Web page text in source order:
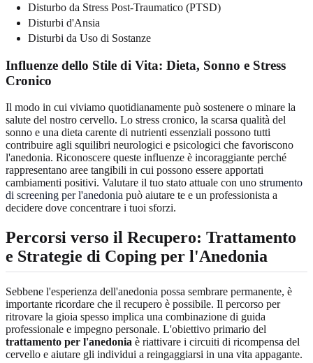
Disturbo da Stress Post-Traumatico (PTSD)
Disturbi d'Ansia
Disturbi da Uso di Sostanze
Influenze dello Stile di Vita: Dieta, Sonno e Stress
Cronico
Il modo in cui viviamo quotidianamente può sostenere o minare la
salute del nostro cervello. Lo stress cronico, la scarsa qualità del
sonno e una dieta carente di nutrienti essenziali possono tutti
contribuire agli squilibri neurologici e psicologici che favoriscono
l'anedonia. Riconoscere queste influenze è incoraggiante perché
rappresentano aree tangibili in cui possono essere apportati
cambiamenti positivi. Valutare il tuo stato attuale con uno strumento
di screening per l'anedonia può aiutare te e un professionista a
decidere dove concentrare i tuoi sforzi.
Percorsi verso il Recupero: Trattamento
e Strategie di Coping per l'Anedonia
Sebbene l'esperienza dell'anedonia possa sembrare permanente, è
importante ricordare che il recupero è possibile. Il percorso per
ritrovare la gioia spesso implica una combinazione di guida
professionale e impegno personale. L'obiettivo primario del
trattamento per l'anedonia è riattivare i circuiti di ricompensa del
cervello e aiutare gli individui a reingaggiarsi in una vita appagante.